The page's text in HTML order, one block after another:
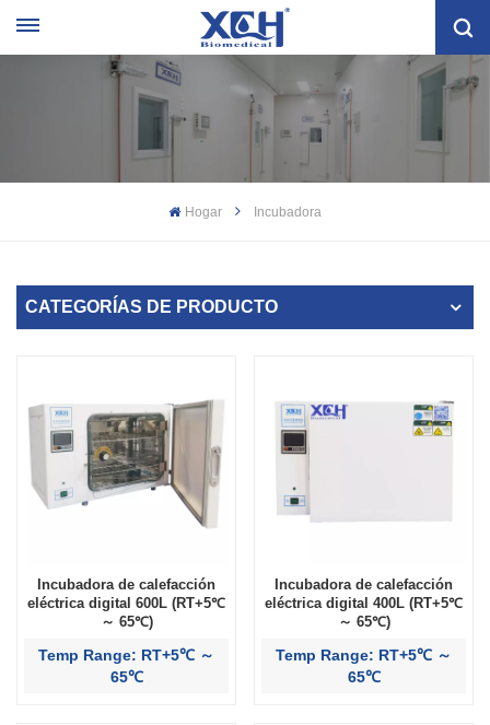
Hogar Incubadora
CATEGORÍAS DE PRODUCTO
Incubadora de calefacción
eléctrica digital 600L (RT+5℃
～ 65℃)
Temp Range: RT+5℃ ～
65℃
Incubadora de calefacción
eléctrica digital 400L (RT+5℃
～ 65℃)
Temp Range: RT+5℃ ～
65℃